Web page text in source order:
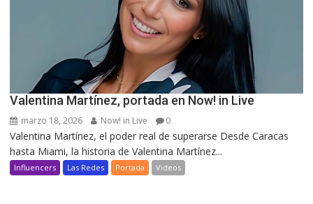
Valentina Martínez, portada en Now! in Live
marzo 18, 2026 Now! in Live 0
Valentina Martínez, el poder real de superarse Desde Caracas
hasta Miami, la historia de Valentina Martínez...
Influencers Las Redes Portada Videos